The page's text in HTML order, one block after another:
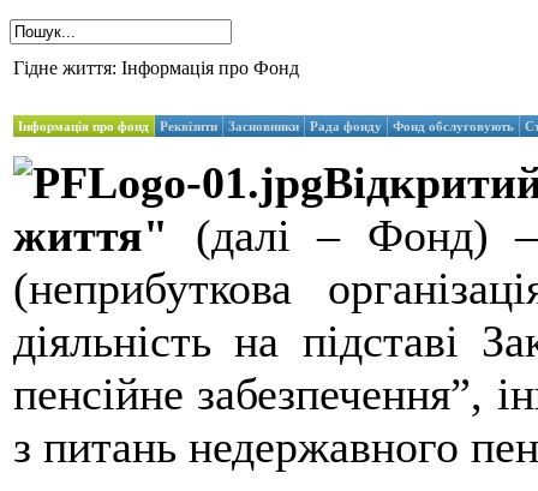
Гідне життя: Інформація про Фонд
Інформація про фонд Реквізити Засновники Рада фонду Фонд обслуговують
життя" (далі – Фонд) –
(неприбуткова
діяльність на підставі
пенсійне забезпечення”,
з питань недержавного